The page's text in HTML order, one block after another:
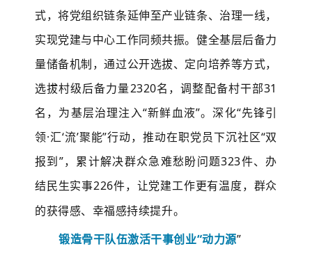
式，将党组织链条延伸至产业链条、治理一线，
实现党建与中心工作同频共振。健全基层后备力
量储备机制，通过公开选拔、定向培养等方式，
选拔村级后备力量2320名，调整配备村干部31
名，为基层治理注入“新鲜血液”。深化“先锋引
领·汇‘流’聚能”行动，推动在职党员下沉社区“双
报到”，累计解决群众急难愁盼问题323件、办
结民生实事226件，让党建工作更有温度，群众
的获得感、幸福感持续提升。
锻造骨干队伍激活干事创业“动力源”